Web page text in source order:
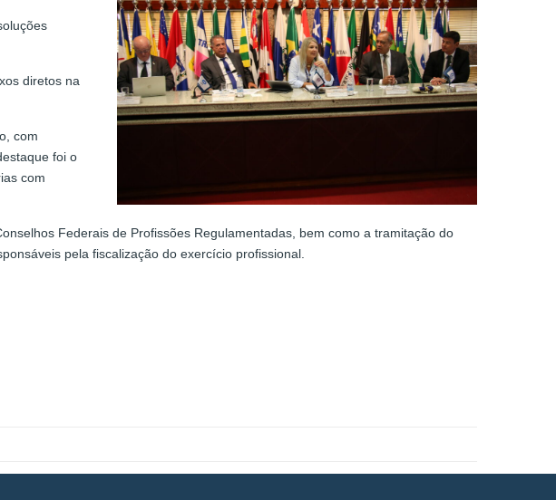
diretos na
com
foi o
com
Federais de Profissões Regulamentadas, bem como a tramitação do
pela fiscalização do exercício profissional.